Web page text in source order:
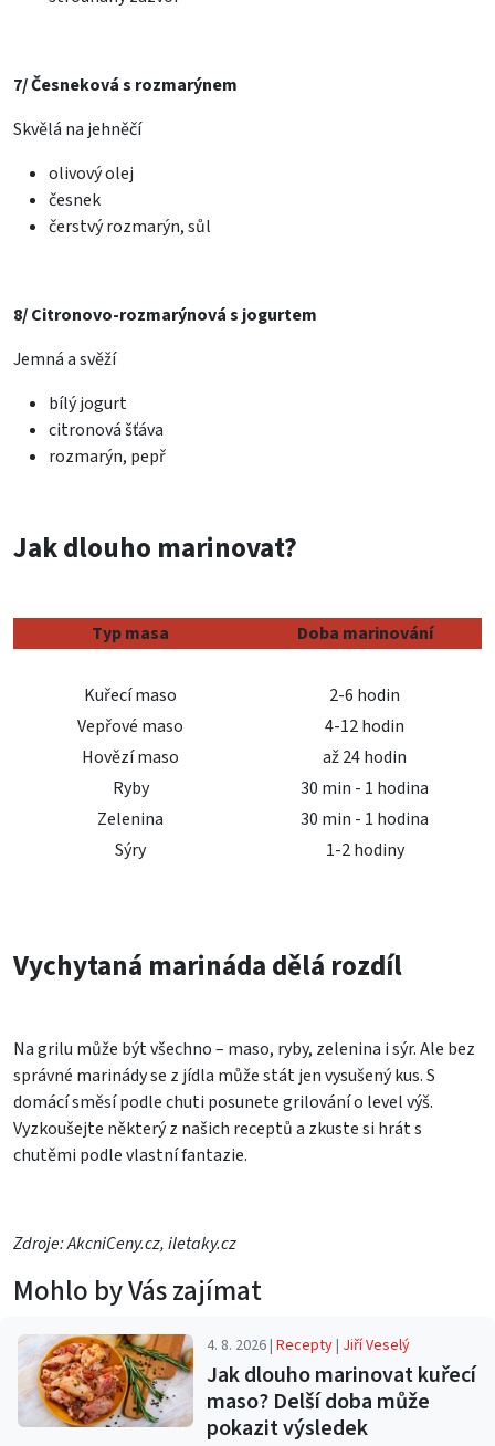
7/ Česneková s rozmarýnem
Skvělá na jehněčí
olivový olej
česnek
čerstvý rozmarýn, sůl
8/ Citronovo-rozmarýnová s jogurtem
Jemná a svěží
bílý jogurt
citronová šťáva
rozmarýn, pepř
Jak dlouho marinovat?
Typ masa Doba marinování
Kuřecí maso
2-6 hodin
Vepřové maso
4-12 hodin
Hovězí maso
až 24 hodin
Ryby
30 min - 1 hodina
Zelenina
30 min - 1 hodina
Sýry
1-2 hodiny
Vychytaná marináda dělá rozdíl
Na grilu může být všechno – maso, ryby, zelenina i sýr. Ale bez
správné marinády se z jídla může stát jen vysušený kus. S
domácí směsí podle chuti posunete grilování o level výš.
Vyzkoušejte některý z našich receptů a zkuste si hrát s
chutěmi podle vlastní fantazie.
Zdroje: AkcniCeny.cz, iletaky.cz
Mohlo by Vás zajímat
4. 8. 2026 |Recepty| Jiří Veselý
Jak dlouho marinovat kuřecí
maso? Delší doba může
pokazit výsledek